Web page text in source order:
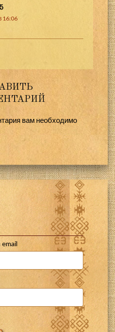
16:06
вам необходимо